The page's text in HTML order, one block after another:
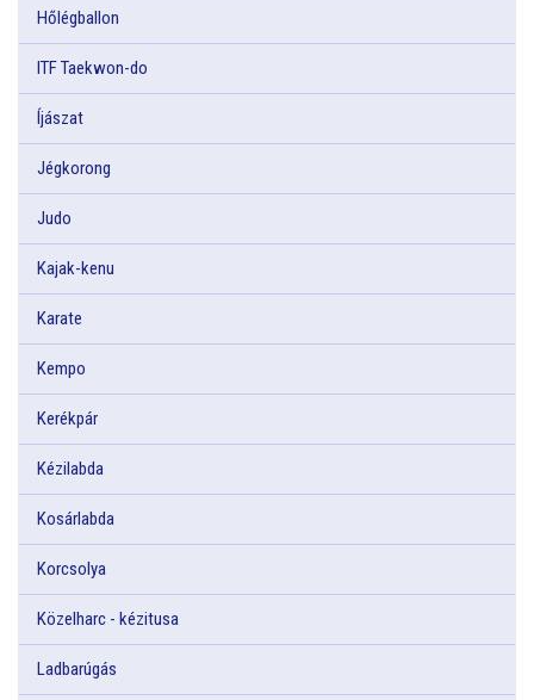
Hőlégballon
ITF Taekwon-do
Íjászat
Jégkorong
Judo
Kajak-kenu
Karate
Kempo
Kerékpár
Kézilabda
Kosárlabda
Korcsolya
Közelharc - kézitusa
Ladbarúgás